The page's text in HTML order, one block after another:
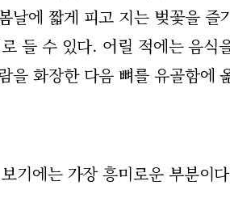
날에 짧게 피고 지는 벚꽃을 즐
들 수 있다. 어릴 적에는 음식
을 화장한 다음 뼈를 유골함에
기에는 가장 흥미로운 부분이